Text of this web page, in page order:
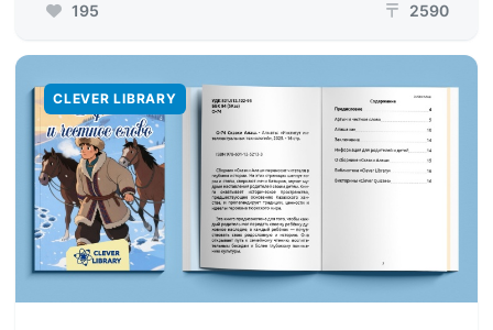
195 ₸ 2590
CLEVER LIBRARY